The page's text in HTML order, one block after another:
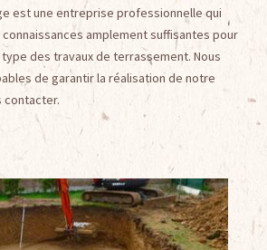
est une entreprise professionnelle qui
amplement suffisantes pour
des travaux de terrassement. Nous
de garantir la réalisation de notre
contacter.